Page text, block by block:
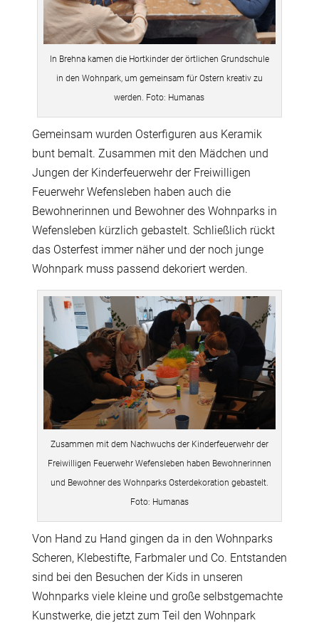
In Brehna kamen die Hortkinder der örtlichen Grundschule
in den Wohnpark, um gemeinsam für Ostern kreativ zu
werden. Foto: Humanas
Gemeinsam wurden Osterfiguren aus Keramik
bunt bemalt. Zusammen mit den Mädchen und
Jungen der Kinderfeuerwehr der Freiwilligen
Feuerwehr Wefensleben haben auch die
Bewohnerinnen und Bewohner des Wohnparks in
Wefensleben kürzlich gebastelt. Schließlich rückt
das Osterfest immer näher und der noch junge
Wohnpark muss passend dekoriert werden.
Zusammen mit dem Nachwuchs der Kinderfeuerwehr der
Freiwilligen Feuerwehr Wefensleben haben Bewohnerinnen
und Bewohner des Wohnparks Osterdekoration gebastelt.
Foto: Humanas
Von Hand zu Hand gingen da in den Wohnparks
Scheren, Klebestifte, Farbmaler und Co. Entstanden
sind bei den Besuchen der Kids in unseren
Wohnparks viele kleine und große selbstgemachte
Kunstwerke, die jetzt zum Teil den Wohnpark